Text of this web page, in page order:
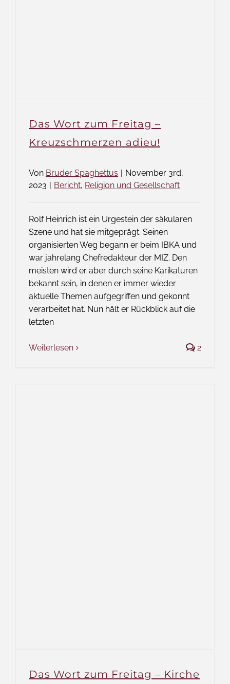
Das Wort zum Freitag –
Kreuzschmerzen adieu!
Von Bruder Spaghettus | November 3rd,
2023 | Bericht, Religion und Gesellschaft
Rolf Heinrich ist ein Urgestein der säkularen
Szene und hat sie mitgeprägt. Seinen
organisierten Weg begann er beim IBKA und
war jahrelang Chefredakteur der MIZ. Den
meisten wird er aber durch seine Karikaturen
bekannt sein, in denen er immer wieder
aktuelle Themen aufgegriffen und gekonnt
verarbeitet hat. Nun hält er Rückblick auf die
letzten
Weiterlesen 2
Das Wort zum Freitag – Kirche